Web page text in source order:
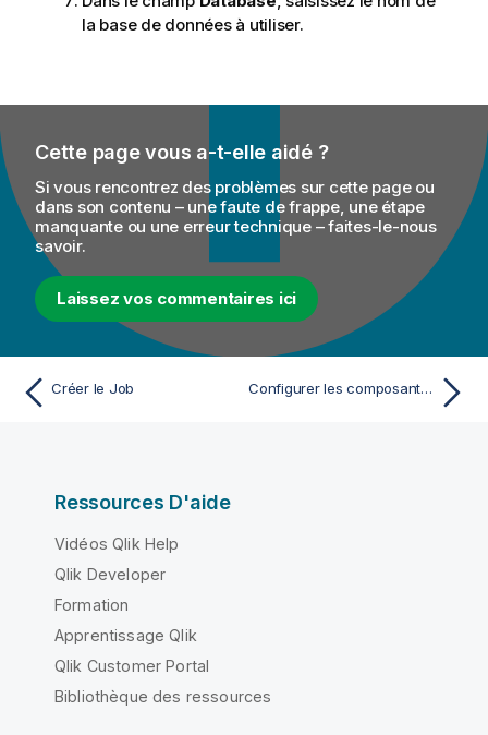
la base de données à utiliser.
Cette page vous a-t-elle aidé ?
Si vous rencontrez des problèmes sur cette page ou
dans son contenu – une faute de frappe, une étape
manquante ou une erreur technique – faites-le-nous
savoir.
Laissez vos commentaires ici
Créer le Job Configurer les composants d'entrée
Ressources D'aide
Vidéos Qlik Help
Qlik Developer
Formation
Apprentissage Qlik
Qlik Customer Portal
Bibliothèque des ressources